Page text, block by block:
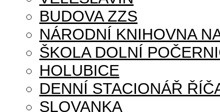
BUDOVA ZZS
NÁRODNÍ KNIHOVNA
ŠKOLA DOLNÍ
HOLUBICE
DENNÍ STACIONÁŘ
SLOVANKA